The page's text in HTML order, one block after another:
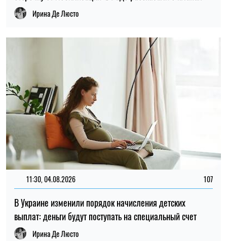
Ирина Де Люсто
11:30, 04.08.2026 107
В Украине изменили порядок начисления детских
выплат: деньги будут поступать на специальный счет
Ирина Де Люсто